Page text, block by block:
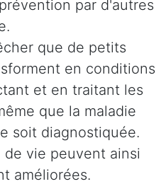
par d'autres
que de petits
en conditions
et en traitant les
que la maladie
soit diagnostiquée.
vie peuvent ainsi
améliorées.